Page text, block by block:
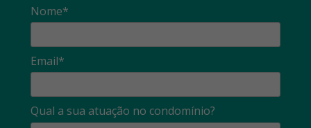
Nome*
Email*
Qual a sua atuação no condomínio?